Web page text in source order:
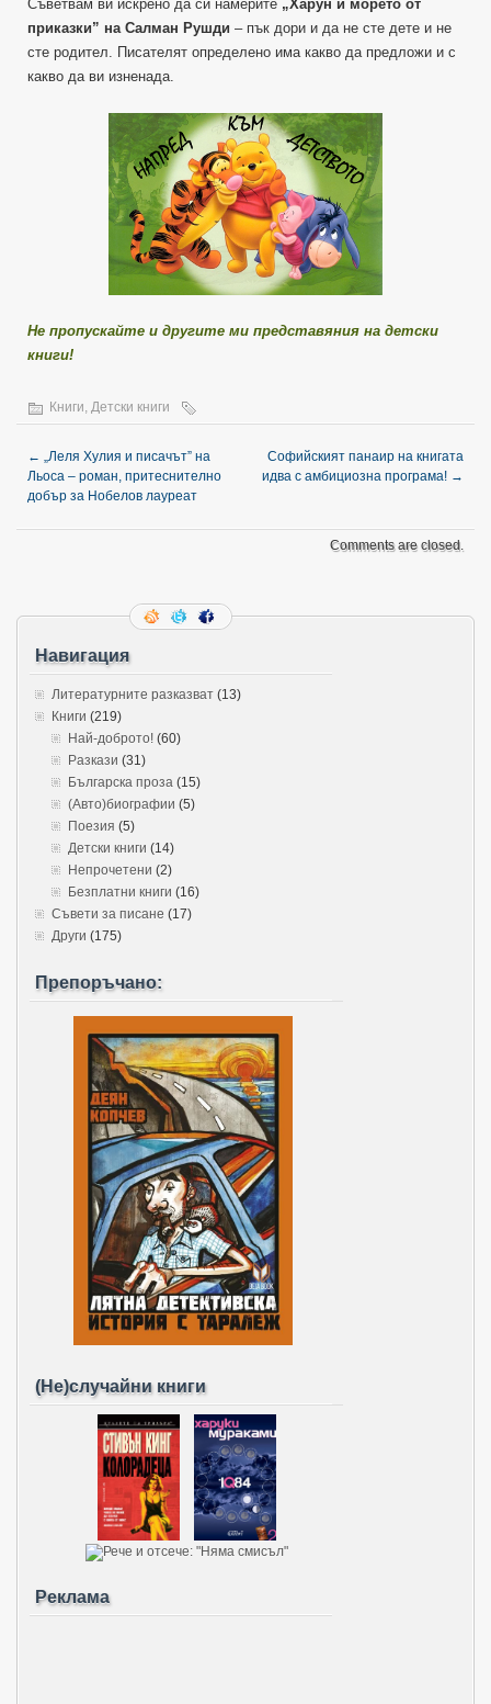
Съветвам ви искрено да си намерите „Харун и морето от
приказки” на Салман Рушди – пък дори и да не сте дете и не
сте родител. Писателят определено има какво да предложи и с
какво да ви изненада.
Не пропускайте и другите ми представяния на детски
книги!
Книги Детски книги
←
„Леля Хулия и писачът” на
Льоса – роман, притеснително
добър за Нобелов лауреат
Софийският панаир на книгата
идва с амбициозна програма! →
Comments are closed.
Навигация
Литературните разказват (13)
Книги (219)
Най-доброто! (60)
Разкази (31)
Българска проза (15)
(Авто)биографии (5)
Поезия (5)
Детски книги (14)
Непрочетени (2)
Безплатни книги (16)
Съвети за писане (17)
Други (175)
Препоръчано:
(Не)случайни книги
Реклама